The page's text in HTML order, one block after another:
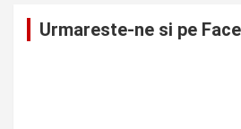
Urmareste-ne si pe